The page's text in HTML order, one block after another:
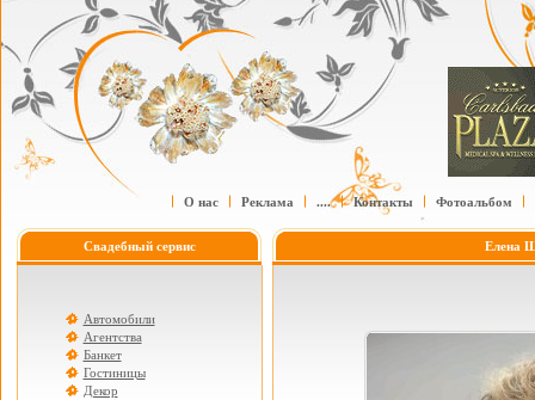
О нас Реклама .... Контакты Фотоальбом
Свадебный сервис
Автомобили
Агентства
Банкет
Гостиницы
Декор
Елена